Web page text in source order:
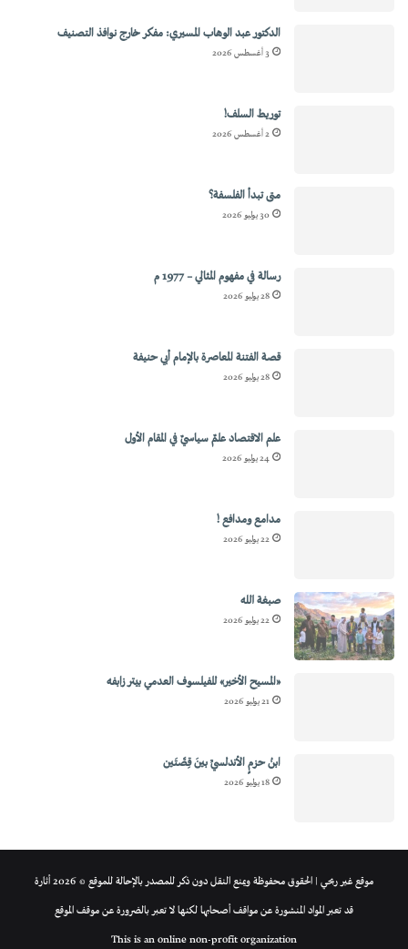
الدكتور عبد الوهاب المسيري: مفكر خارج نوافذ التصنيف
3 أغسطس 2026
توريط السلف!
2 أغسطس 2026
متى تبدأ الفلسفة؟
30 يوليو 2026
رسالة في مفهوم المثالي – 1977 م
28 يوليو 2026
قصة الفتنة المعاصرة بالإمام أبي حنيفة
28 يوليو 2026
علم الاقتصاد علمٌ سياسيٌ في المقام الأول
24 يوليو 2026
مدامع ومدافع !
22 يوليو 2026
صبغة الله
22 يوليو 2026
«المسيح الأخير» للفيلسوف العدمي بيتر زابفه
21 يوليو 2026
ابنُ حزمٍ الأندلسيِّ بينَ قِصَّتَين
18 يوليو 2026
موقع غير ربحي | الحقوق محفوظة ويمنع النقل دون ذكر للمصدر بالإحالة للموقع © 2026 أثارة
قد تعبر المواد المنشورة عن مواقف أصحابها لكنها لا تعبر بالضرورة عن موقف الموقع
This is an online non-profit organization